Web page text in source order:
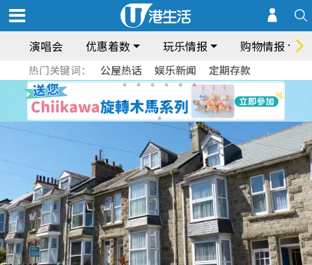
演唱会 优惠着数 玩乐情报 购物情报
热门关键词： 公屋热话 娱乐新闻 定期存款